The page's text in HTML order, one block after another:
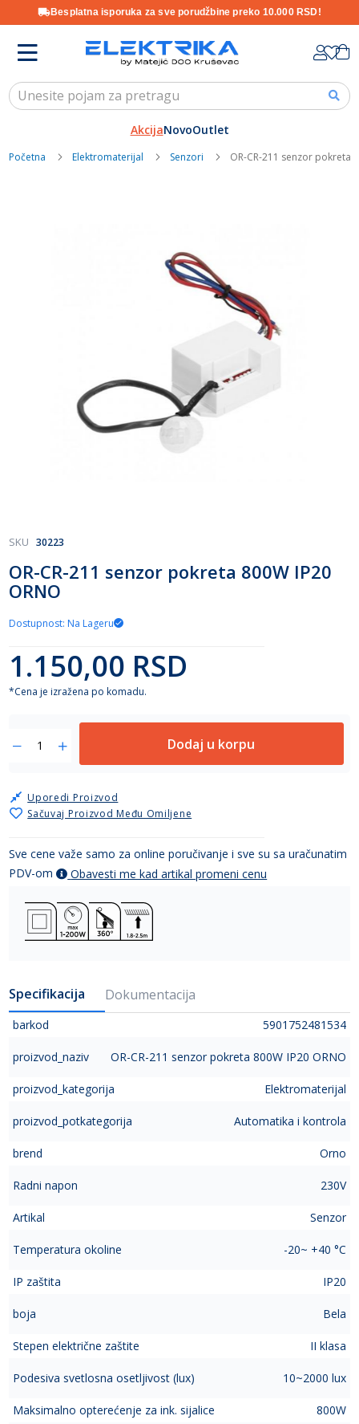
Besplatna isporuka za sve porudžbine preko 10.000 RSD!
Content
AkcijaNovoOutlet
Početna Elektromaterijal Senzori OR-CR-211 senzor pokreta
Skip
the
beginning
the
gallery
OR-CR-211 senzor pokreta 800W IP20
ORNO
SKU 30223
Dostupnost: Na Lageru
1.150,00 RSD
*Cena je izražena po komadu.
Dodaj u korpu
Sačuvaj Proizvod Među Omiljene
Uporedi Proizvod
Sve cene važe samo za online poručivanje i sve su sa uračunatim
PDV-om
Obavesti me kad artikal promeni cenu
Specifikacija Dokumentacija
barkod 5901752481534
proizvod_naziv OR-CR-211 senzor pokreta 800W IP20 ORNO
proizvod_kategorija Elektromaterijal
proizvod_potkategorija Automatika i kontrola
brend Orno
Radni napon 230V
Artikal Senzor
Temperatura okoline -20~ +40 °C
IP zaštita IP20
boja Bela
Stepen električne zaštite II klasa
Podesiva svetlosna osetljivost (lux) 10~2000 lux
Maksimalno opterećenje za ink. sijalice 800W